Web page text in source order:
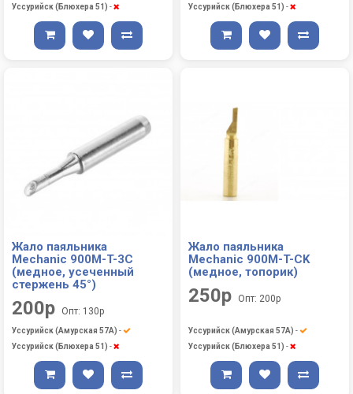
Уссурийск (Блюхера 51) -
Уссурийск (Блюхера 51) -
Жало паяльника
Mechanic 900M-T-3C
(медное, усеченный
стержень 45°)
200р Опт: 130р
Уссурийск (Амурская 57А) -
Уссурийск (Блюхера 51) -
Жало паяльника
Mechanic 900M-T-CK
(медное, топорик)
250р Опт: 200р
Уссурийск (Амурская 57А) -
Уссурийск (Блюхера 51) -